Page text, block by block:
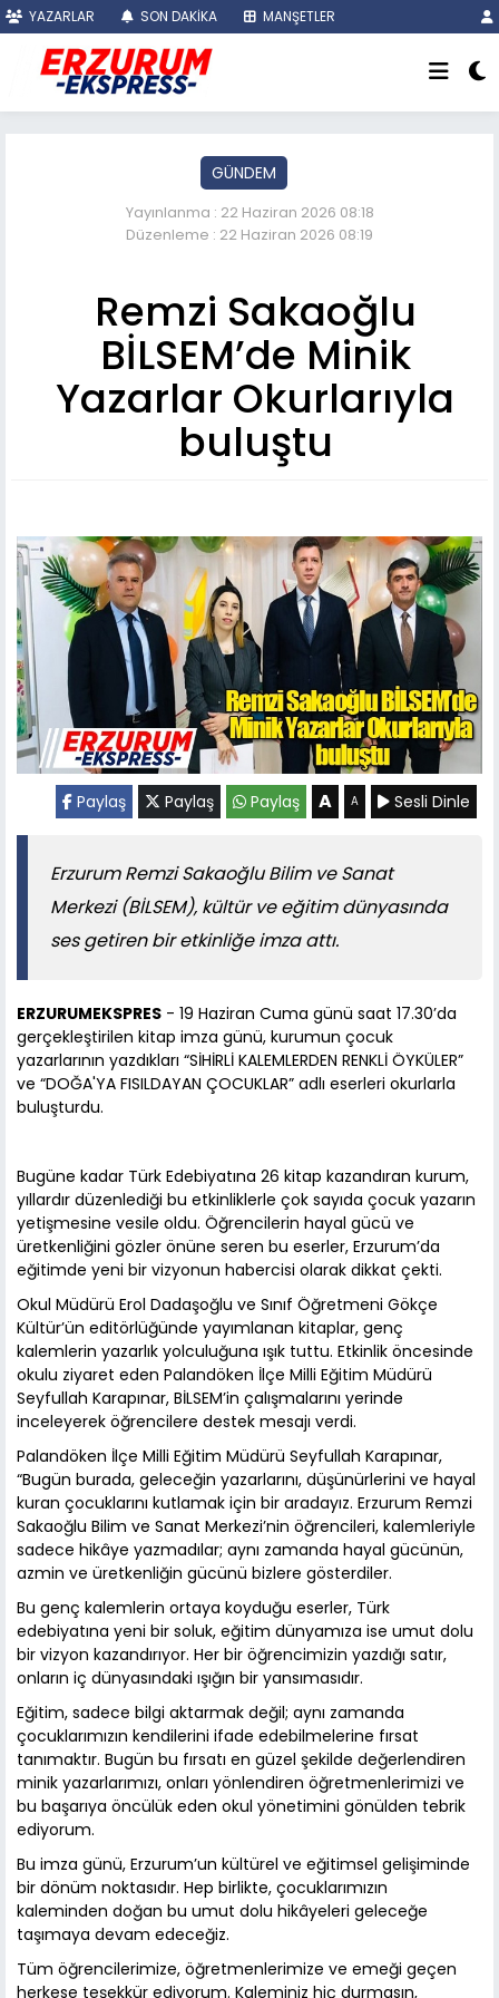
YAZARLAR SON DAKİKA MANŞETLER
GÜNDEM
Yayınlanma : 22 Haziran 2026 08:18
Düzenleme : 22 Haziran 2026 08:19
Remzi Sakaoğlu
BİLSEM’de Minik
Yazarlar Okurlarıyla
buluştu
Paylaş Paylaş Paylaş A A Sesli Dinle
Erzurum Remzi Sakaoğlu Bilim ve Sanat
Merkezi (BİLSEM), kültür ve eğitim dünyasında
ses getiren bir etkinliğe imza attı.
ERZURUMEKSPRES - 19 Haziran Cuma günü saat 17.30’da
gerçekleştirilen kitap imza günü, kurumun çocuk
yazarlarının yazdıkları “SİHİRLİ KALEMLERDEN RENKLİ ÖYKÜLER”
ve “DOĞA'YA FISILDAYAN ÇOCUKLAR” adlı eserleri okurlarla
buluşturdu.
Bugüne kadar Türk Edebiyatına 26 kitap kazandıran kurum,
yıllardır düzenlediği bu etkinliklerle çok sayıda çocuk yazarın
yetişmesine vesile oldu. Öğrencilerin hayal gücü ve
üretkenliğini gözler önüne seren bu eserler, Erzurum’da
eğitimde yeni bir vizyonun habercisi olarak dikkat çekti.
Okul Müdürü Erol Dadaşoğlu ve Sınıf Öğretmeni Gökçe
Kültür’ün editörlüğünde yayımlanan kitaplar, genç
kalemlerin yazarlık yolculuğuna ışık tuttu. Etkinlik öncesinde
okulu ziyaret eden Palandöken İlçe Milli Eğitim Müdürü
Seyfullah Karapınar, BİLSEM’in çalışmalarını yerinde
inceleyerek öğrencilere destek mesajı verdi.
Palandöken İlçe Milli Eğitim Müdürü Seyfullah Karapınar,
“Bugün burada, geleceğin yazarlarını, düşünürlerini ve hayal
kuran çocuklarını kutlamak için bir aradayız. Erzurum Remzi
Sakaoğlu Bilim ve Sanat Merkezi’nin öğrencileri, kalemleriyle
sadece hikâye yazmadılar; aynı zamanda hayal gücünün,
azmin ve üretkenliğin gücünü bizlere gösterdiler.
Bu genç kalemlerin ortaya koyduğu eserler, Türk
edebiyatına yeni bir soluk, eğitim dünyamıza ise umut dolu
bir vizyon kazandırıyor. Her bir öğrencimizin yazdığı satır,
onların iç dünyasındaki ışığın bir yansımasıdır.
Eğitim, sadece bilgi aktarmak değil; aynı zamanda
çocuklarımızın kendilerini ifade edebilmelerine fırsat
tanımaktır. Bugün bu fırsatı en güzel şekilde değerlendiren
minik yazarlarımızı, onları yönlendiren öğretmenlerimizi ve
bu başarıya öncülük eden okul yönetimini gönülden tebrik
ediyorum.
Bu imza günü, Erzurum’un kültürel ve eğitimsel gelişiminde
bir dönüm noktasıdır. Hep birlikte, çocuklarımızın
kaleminden doğan bu umut dolu hikâyeleri geleceğe
taşımaya devam edeceğiz.
Tüm öğrencilerimize, öğretmenlerimize ve emeği geçen
herkese teşekkür ediyorum. Kaleminiz hiç durmasın,